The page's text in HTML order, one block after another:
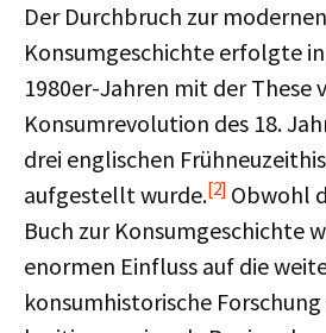
Der Durchbruch zur modernen
Konsumgeschichte erfolgte
1980er-Jahren mit der These
Konsumrevolution des 18.
drei englischen
aufgestellt wurde.[2] Obwohl
Buch zur Konsumgeschichte
enormen Einfluss auf die
konsumhistorische